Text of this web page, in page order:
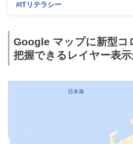
#ITリテラシー
Google マップに新型コ
把握できるレイヤー表